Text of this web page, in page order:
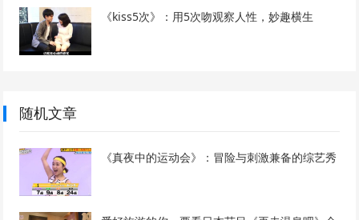
《kiss5次》：用5次吻观察人性，妙趣横生
随机文章
《真夜中的运动会》：冒险与刺激兼备的综艺秀